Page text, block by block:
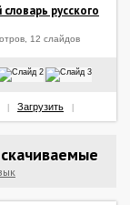
русского
12 слайдов
Загрузить